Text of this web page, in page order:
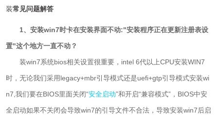
装常见问题解答
1、安装win7时卡在安装界面不动:"安装程序正在更新注册表设
置"这个地方一直不动？
装win7系统bios相关设置很重要，intel 6代以上CPU安装WIN7
时，无论我们采用legacy+mbr引导模式还是uefi+gtp引导模式安装wi
n7,我们要在BIOS里面关闭“安全启动”和开启“兼容模式”，BIOS中安
全启动如果不关闭会导致win7的引导文件不合法，导致安装win7后启